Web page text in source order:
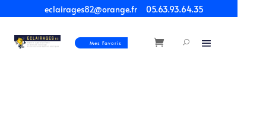
eclairages82@orange.fr 05.63.93.64.35
Mes Favoris